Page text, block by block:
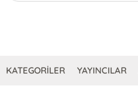
KATEGORİLER YAYINCILAR